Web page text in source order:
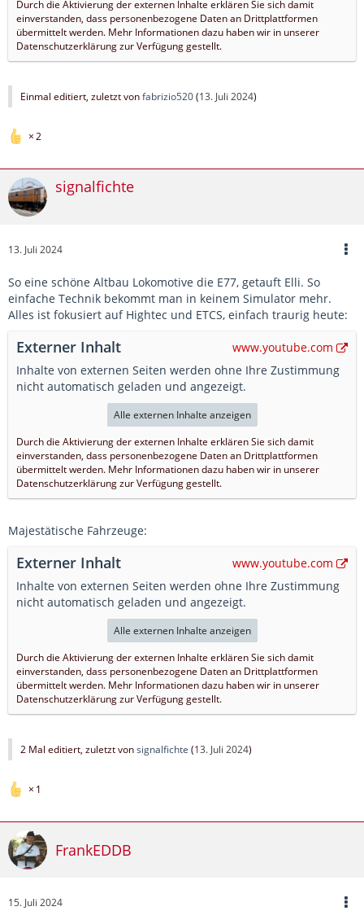
Durch die Aktivierung der externen Inhalte erklären Sie sich damit
einverstanden, dass personenbezogene Daten an Drittplattformen
übermittelt werden. Mehr Informationen dazu haben wir in unserer
Datenschutzerklärung zur Verfügung gestellt.
Einmal editiert, zuletzt vonfabrizio520(13. Juli 2024)
2
signalfichte
13. Juli 2024
So eine schöne Altbau Lokomotive die E77, getauft Elli. So
einfache Technik bekommt man in keinem Simulator mehr.
Alles ist fokusiert auf Hightec und ETCS, einfach traurig heute:
Externer Inhalt
www.youtube.com
Inhalte von externen Seiten werden ohne Ihre Zustimmung
nicht automatisch geladen und angezeigt.
Alle externen Inhalte anzeigen
Durch die Aktivierung der externen Inhalte erklären Sie sich damit
einverstanden, dass personenbezogene Daten an Drittplattformen
übermittelt werden. Mehr Informationen dazu haben wir in unserer
Datenschutzerklärung zur Verfügung gestellt.
Majestätische Fahrzeuge:
Externer Inhalt
www.youtube.com
Inhalte von externen Seiten werden ohne Ihre Zustimmung
nicht automatisch geladen und angezeigt.
Alle externen Inhalte anzeigen
Durch die Aktivierung der externen Inhalte erklären Sie sich damit
einverstanden, dass personenbezogene Daten an Drittplattformen
übermittelt werden. Mehr Informationen dazu haben wir in unserer
Datenschutzerklärung zur Verfügung gestellt.
2 Mal editiert, zuletzt vonsignalfichte (13. Juli 2024)
1
FrankEDDB
15. Juli 2024